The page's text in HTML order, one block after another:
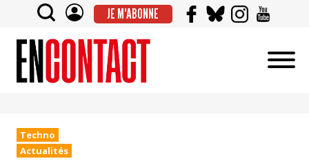
JE M'ABONNE
Techno
Actualités